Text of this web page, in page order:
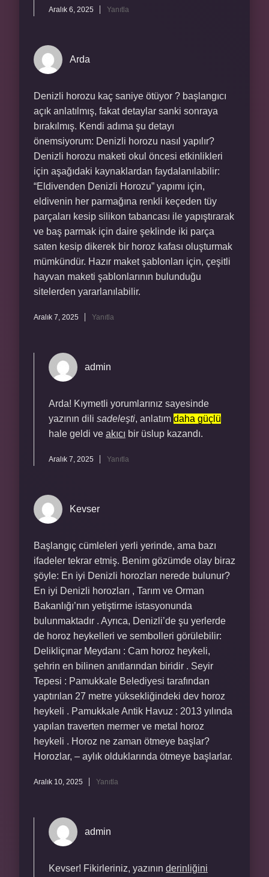
Aralık 6, 2025 Yanıtla
Arda
Denizli horozu kaç saniye ötüyor ? başlangıcı
açık anlatılmış, fakat detaylar sanki sonraya
bırakılmış. Kendi adıma şu detayı
önemsiyorum: Denizli horozu nasıl yapılır?
Denizli horozu maketi okul öncesi etkinlikleri
için aşağıdaki kaynaklardan faydalanılabilir:
“Eldivenden Denizli Horozu” yapımı için,
eldivenin her parmağına renkli keçeden tüy
parçaları kesip silikon tabancası ile yapıştırarak
ve baş parmak için daire şeklinde iki parça
saten kesip dikerek bir horoz kafası oluşturmak
mümkündür. Hazır maket şablonları için, çeşitli
hayvan maketi şablonlarının bulunduğu
sitelerden yararlanılabilir.
Aralık 7, 2025 Yanıtla
admin
Arda! Kıymetli yorumlarınız sayesinde
yazının dili sadeleşti, anlatım daha güçlü
hale geldi ve akıcı bir üslup kazandı.
Aralık 7, 2025 Yanıtla
Kevser
Başlangıç cümleleri yerli yerinde, ama bazı
ifadeler tekrar etmiş. Benim gözümde olay biraz
şöyle: En iyi Denizli horozları nerede bulunur?
En iyi Denizli horozları , Tarım ve Orman
Bakanlığı’nın yetiştirme istasyonunda
bulunmaktadır . Ayrıca, Denizli’de şu yerlerde
de horoz heykelleri ve sembolleri görülebilir:
Delikliçınar Meydanı : Cam horoz heykeli,
şehrin en bilinen anıtlarından biridir . Seyir
Tepesi : Pamukkale Belediyesi tarafından
yaptırılan 27 metre yüksekliğindeki dev horoz
heykeli . Pamukkale Antik Havuz : 2013 yılında
yapılan traverten mermer ve metal horoz
heykeli . Horoz ne zaman ötmeye başlar?
Horozlar, – aylık olduklarında ötmeye başlarlar.
Aralık 10, 2025 Yanıtla
admin
Kevser! Fikirleriniz, yazının derinliğini